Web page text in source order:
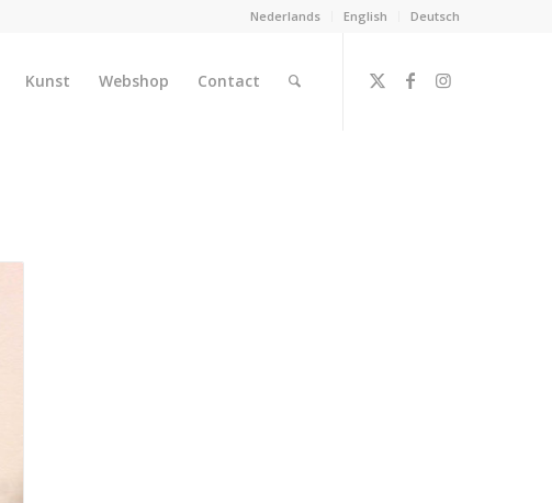
Nederlands English Deutsch
Kunst Webshop Contact